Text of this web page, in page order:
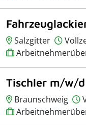
Salzgitter
Tischler m/w/d
Braunschweig